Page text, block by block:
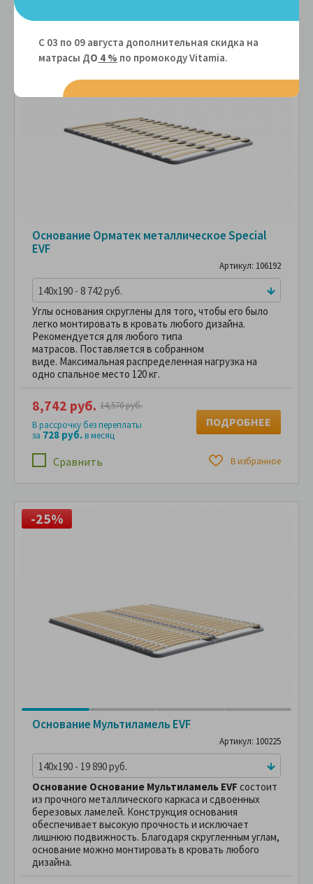
Основание Орматек металлическое Special
EVF
Артикул: 106192
140x190 - 8 742 руб.
Углы основания скруглены для того, чтобы его было
легко монтировать в кровать любого дизайна.
Рекомендуется для любого типа
матрасов. Поставляется в собранном
виде. Максимальная распределенная нагрузка на
одно спальное место 120 кг.
Сравнить В избранное
8,742 руб. 14,570 руб.
В рассрочку без переплаты
за 728 руб.в месяц
ПОДРОБНЕЕ
-25%
Основание Мультиламель EVF
Артикул: 100225
140x190 - 19 890 руб.
Основание Основание Мультиламель EVF состоит
из прочного металлического каркаса и сдвоенных
березовых ламелей. Конструкция основания
обеспечивает высокую прочность и исключает
лишнюю подвижность. Благодаря скругленным углам,
основание можно монтировать в кровать любого
дизайна.
С 03 по 09 августа дополнительная скидка на
матрасы ДО 4 % по промокоду Vitamiа.